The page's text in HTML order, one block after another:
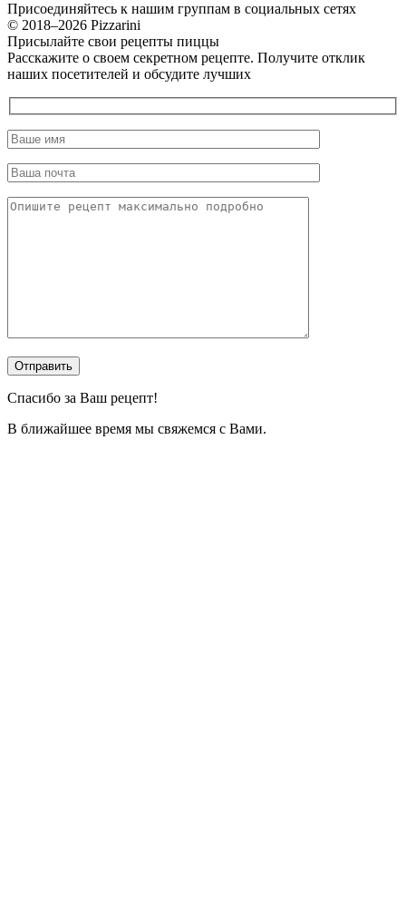
Присоединяйтесь к нашим группам в социальных сетях
© 2018–2026 Pizzarini
Присылайте свои рецепты пиццы
Расскажите о своем секретном рецепте. Получите отклик
наших посетителей и обсудите лучших
Спасибо за Ваш рецепт!
В ближайшее время мы свяжемся с Вами.